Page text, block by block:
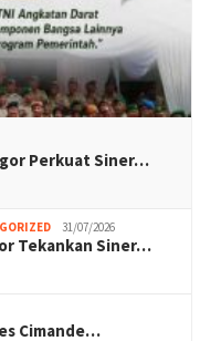
Perkuat Siner…
31/07/2026
Tekankan Siner…
Cimande…